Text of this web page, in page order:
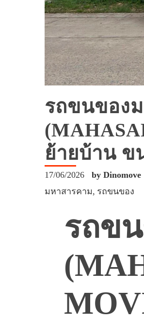
รถขนของ
ย้ายบ้าน ข
17/06/2026 by Dinomove
มหาสารคาม รถขนของ
รถข